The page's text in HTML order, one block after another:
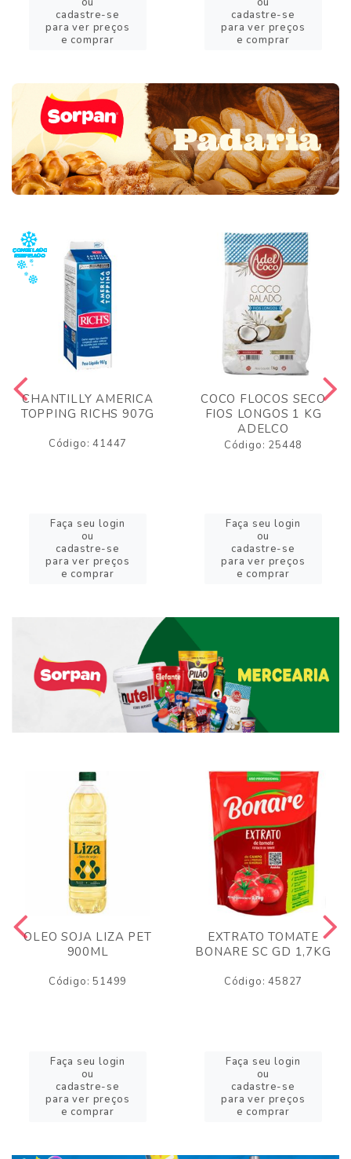
cadastre-se
para ver preços
e comprar
cadastre-se
para ver preços
e comprar
CHANTILLY AMERICA
TOPPING RICHS 907G
Código: 41447
Faça seu login
ou
cadastre-se
para ver preços
e comprar
COCO FLOCOS SECO
FIOS LONGOS 1 KG
ADELCO
Código: 25448
Faça seu login
ou
cadastre-se
para ver preços
e comprar
OLEO SOJA LIZA PET
900ML
Código: 51499
Faça seu login
ou
cadastre-se
para ver preços
e comprar
EXTRATO TOMATE
BONARE SC GD 1,7KG
Código: 45827
Faça seu login
ou
cadastre-se
para ver preços
e comprar